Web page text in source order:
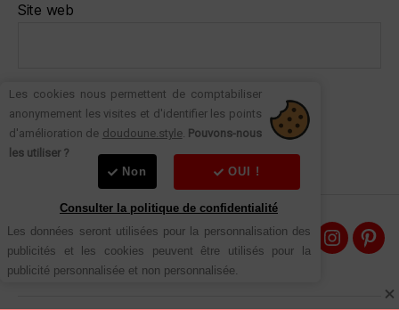
Site web
A propos
Contact
sur
OUI !
Les cookies nous permettent de comptabiliser
anonymement les visites et d'identifier les points
d'amélioration de doudoune.style. Pouvons-nous
les utiliser ?
Consulter la politique de confidentialité
Non
Les données seront utilisées pour la personnalisation des
publicités et les cookies peuvent être utilisés pour la
publicité personnalisée et non personnalisée.